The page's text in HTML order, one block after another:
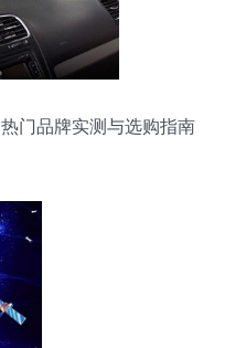
门品牌实测与选购指南